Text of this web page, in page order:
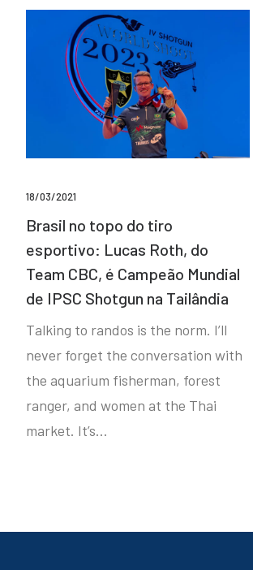
18/03/2021
Brasil no topo do tiro
esportivo: Lucas Roth, do
Team CBC, é Campeão Mundial
de IPSC Shotgun na Tailândia
Talking to randos is the norm. I’ll
never forget the conversation with
the aquarium fisherman, forest
ranger, and women at the Thai
market. It’s…